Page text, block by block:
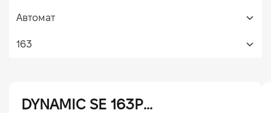
DYNAMIC SE 163PS (25 MY)